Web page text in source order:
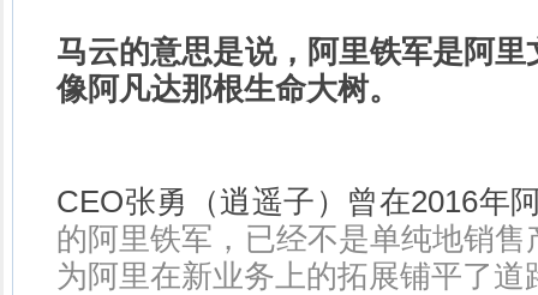
马云的意思是说，阿里铁军是阿
像阿凡达那根生命大树。
CEO张勇（逍遥子）曾在2016年
的阿里铁军，已经不是单纯地销
为阿里在新业务上的拓展铺平了道